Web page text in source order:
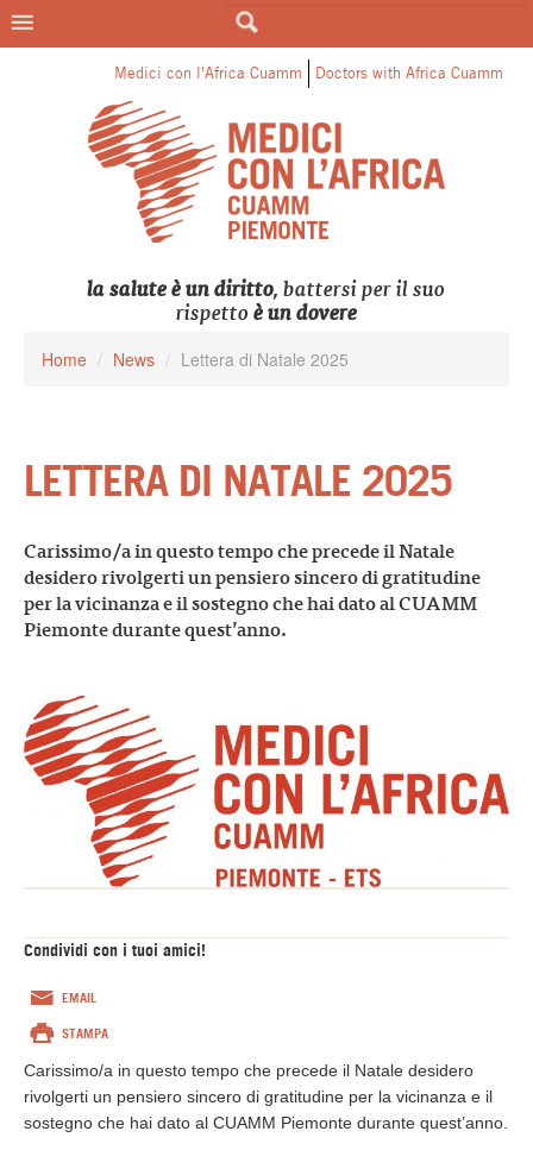
la salute è un diritto, battersi per il suo
rispetto è un dovere
Medici con l'Africa Cuamm Doctors with Africa Cuamm
LE CATEGORIE DI MEDICI PER
L'AFRICA
Home / News / Lettera di Natale 2025
LETTERA DI NATALE 2025
Carissimo/a in questo tempo che precede il Natale
desidero rivolgerti un pensiero sincero di gratitudine
per la vicinanza e il sostegno che hai dato al CUAMM
Piemonte durante quest’anno.
Condividi con i tuoi amici!
EMAIL
STAMPA
Carissimo/a in questo tempo che precede il Natale desidero
rivolgerti un pensiero sincero di gratitudine per la vicinanza e il
sostegno che hai dato al CUAMM Piemonte durante quest’anno.